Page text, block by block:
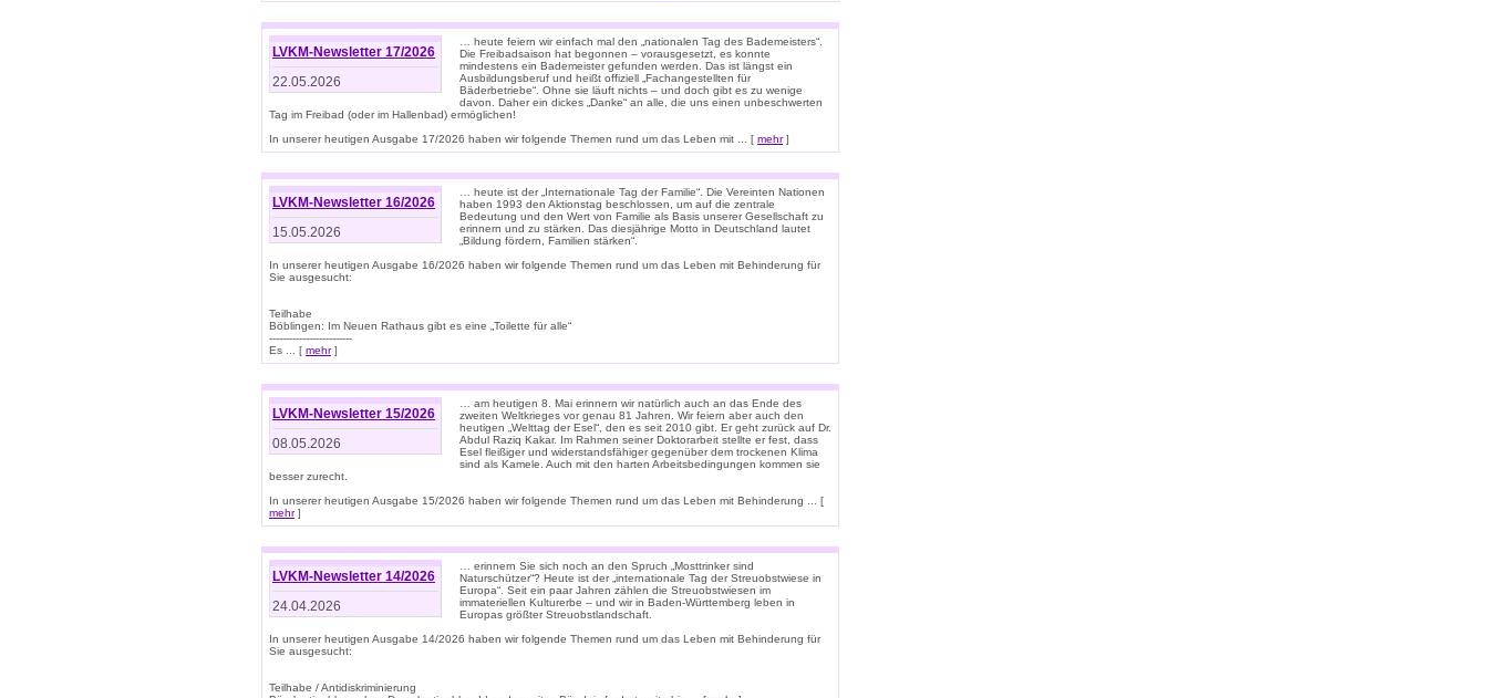
LVKM-Newsletter 17/2026
22.05.2026
… heute feiern wir einfach mal den „nationalen Tag des Bademeisters“.
Die Freibadsaison hat begonnen – vorausgesetzt, es konnte
mindestens ein Bademeister gefunden werden. Das ist längst ein
Ausbildungsberuf und heißt offiziell „Fachangestellten für
Bäderbetriebe“. Ohne sie läuft nichts – und doch gibt es zu wenige
davon. Daher ein dickes „Danke“ an alle, die uns einen unbeschwerten
Tag im Freibad (oder im Hallenbad) ermöglichen!
In unserer heutigen Ausgabe 17/2026 haben wir folgende Themen rund um das Leben mit ... [ mehr]
LVKM-Newsletter 16/2026
15.05.2026
… heute ist der „Internationale Tag der Familie“. Die Vereinten Nationen
haben 1993 den Aktionstag beschlossen, um auf die zentrale
Bedeutung und den Wert von Familie als Basis unserer Gesellschaft zu
erinnern und zu stärken. Das diesjährige Motto in Deutschland lautet
„Bildung fördern, Familien stärken“.
In unserer heutigen Ausgabe 16/2026 haben wir folgende Themen rund um das Leben mit Behinderung für
Sie ausgesucht:
Teilhabe
Böblingen: Im Neuen Rathaus gibt es eine „Toilette für alle“
-------------------------
Es ... [ mehr]
LVKM-Newsletter 15/2026
08.05.2026
… am heutigen 8. Mai erinnern wir natürlich auch an das Ende des
zweiten Weltkrieges vor genau 81 Jahren. Wir feiern aber auch den
heutigen „Welttag der Esel“, den es seit 2010 gibt. Er geht zurück auf Dr.
Abdul Raziq Kakar. Im Rahmen seiner Doktorarbeit stellte er fest, dass
Esel fleißiger und widerstandsfähiger gegenüber dem trockenen Klima
sind als Kamele. Auch mit den harten Arbeitsbedingungen kommen sie
besser zurecht.
In unserer heutigen Ausgabe 15/2026 haben wir folgende Themen rund um das Leben mit Behinderung ... [
mehr]
LVKM-Newsletter 14/2026
24.04.2026
… erinnern Sie sich noch an den Spruch „Mosttrinker sind
Naturschützer“? Heute ist der „internationale Tag der Streuobstwiese in
Europa“. Seit ein paar Jahren zählen die Streuobstwiesen im
immateriellen Kulturerbe – und wir in Baden-Württemberg leben in
Europas größter Streuobstlandschaft.
In unserer heutigen Ausgabe 14/2026 haben wir folgende Themen rund um das Leben mit Behinderung für
Sie ausgesucht:
Teilhabe / Antidiskriminierung